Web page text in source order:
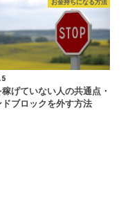
お金持ちになる方法
稼げていない人の共通点・
ドブロックを外す方法